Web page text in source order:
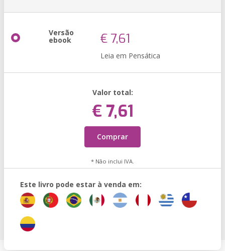
Versão
ebook € 7,61
Leia em Pensática
Valor total:
€ 7,61
Comprar
* Não inclui IVA.
Este livro pode estar à venda em: